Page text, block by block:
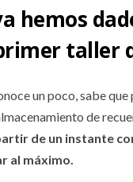
hemos
taller
un poco, sabe
de
de un instante
al máximo.